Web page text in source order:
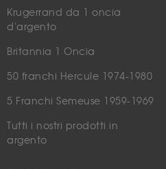
Krugerrand da 1 oncia
d'argento
Britannia 1 Oncia
50 franchi Hercule 1974-1980
5 Franchi Semeuse 1959-1969
Tutti i nostri prodotti in
argento